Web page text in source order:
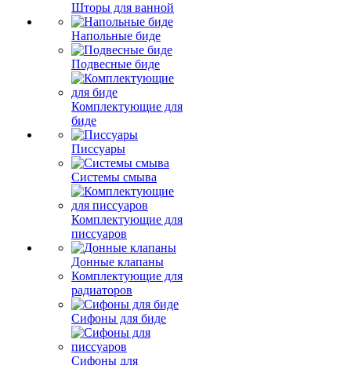
Шторы для ванной
Напольные биде
Подвесные биде
Комплектующие для
биде
Писсуары
Системы смыва
Комплектующие для
писсуаров
Донные клапаны
Комплектующие для
радиаторов
Сифоны для биде
Сифоны для